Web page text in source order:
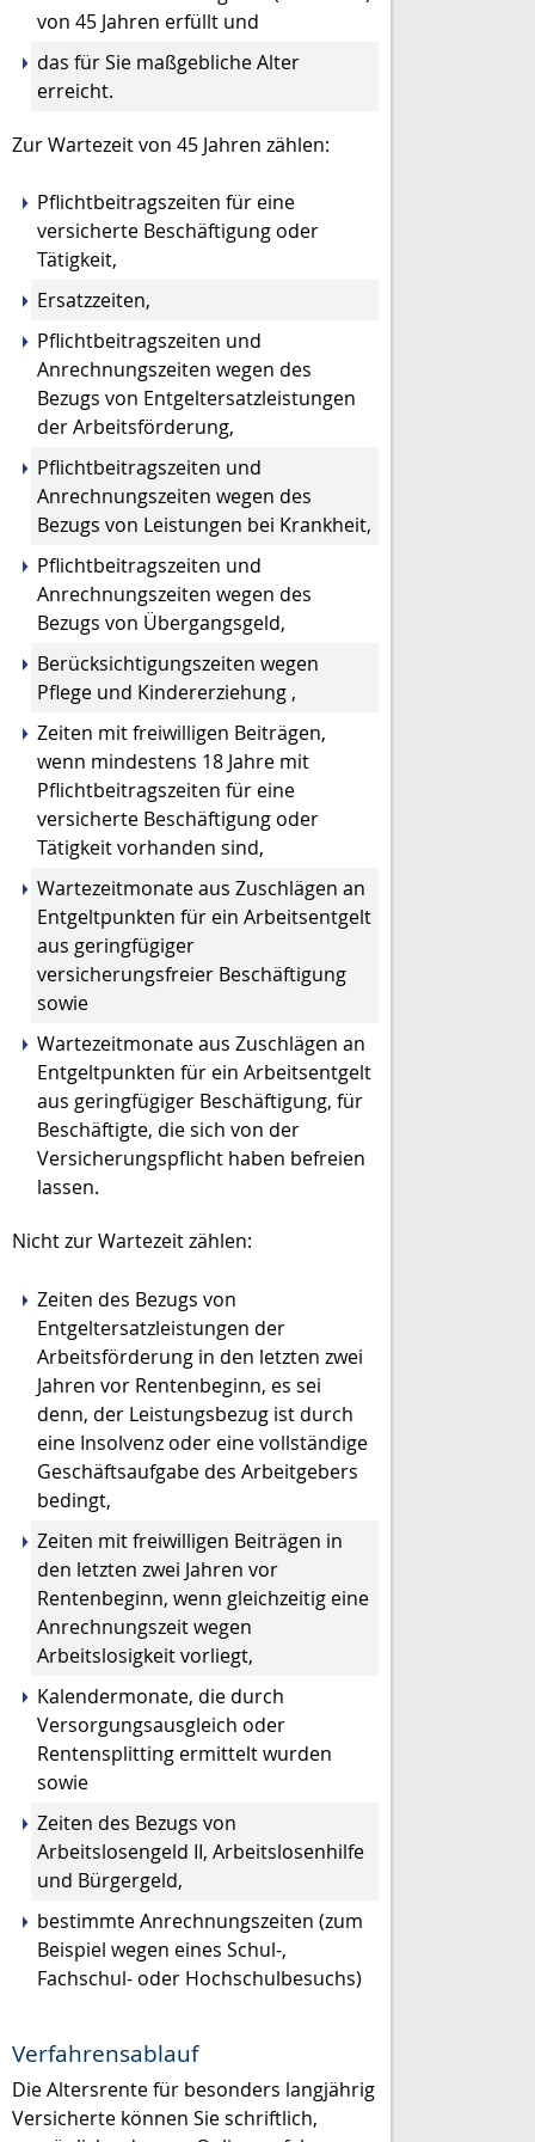
von 45 Jahren erfüllt und
das für Sie maßgebliche Alter
erreicht.
Zur Wartezeit von 45 Jahren zählen:
Pflichtbeitragszeiten für eine
versicherte Beschäftigung oder
Tätigkeit,
Ersatzzeiten,
Pflichtbeitragszeiten und
Anrechnungszeiten wegen des
Bezugs von Entgeltersatzleistungen
der Arbeitsförderung,
Pflichtbeitragszeiten und
Anrechnungszeiten wegen des
Bezugs von Leistungen bei Krankheit,
Pflichtbeitragszeiten und
Anrechnungszeiten wegen des
Bezugs von Übergangsgeld,
Berücksichtigungszeiten wegen
Pflege und Kindererziehung ,
Zeiten mit freiwilligen Beiträgen,
wenn mindestens 18 Jahre mit
Pflichtbeitragszeiten für eine
versicherte Beschäftigung oder
Tätigkeit vorhanden sind,
Wartezeitmonate aus Zuschlägen an
Entgeltpunkten für ein Arbeitsentgelt
aus geringfügiger
versicherungsfreier Beschäftigung
sowie
Wartezeitmonate aus Zuschlägen an
Entgeltpunkten für ein Arbeitsentgelt
aus geringfügiger Beschäftigung, für
Beschäftigte, die sich von der
Versicherungspflicht haben befreien
lassen.
Nicht zur Wartezeit zählen:
Zeiten des Bezugs von
Entgeltersatzleistungen der
Arbeitsförderung in den letzten zwei
Jahren vor Rentenbeginn, es sei
denn, der Leistungsbezug ist durch
eine Insolvenz oder eine vollständige
Geschäftsaufgabe des Arbeitgebers
bedingt,
Zeiten mit freiwilligen Beiträgen in
den letzten zwei Jahren vor
Rentenbeginn, wenn gleichzeitig eine
Anrechnungszeit wegen
Arbeitslosigkeit vorliegt,
Kalendermonate, die durch
Versorgungsausgleich oder
Rentensplitting ermittelt wurden
sowie
Zeiten des Bezugs von
Arbeitslosengeld II, Arbeitslosenhilfe
und Bürgergeld,
bestimmte Anrechnungszeiten (zum
Beispiel wegen eines Schul-,
Fachschul- oder Hochschulbesuchs)
Verfahrensablauf
Die Altersrente für besonders langjährig
Versicherte können Sie schriftlich,